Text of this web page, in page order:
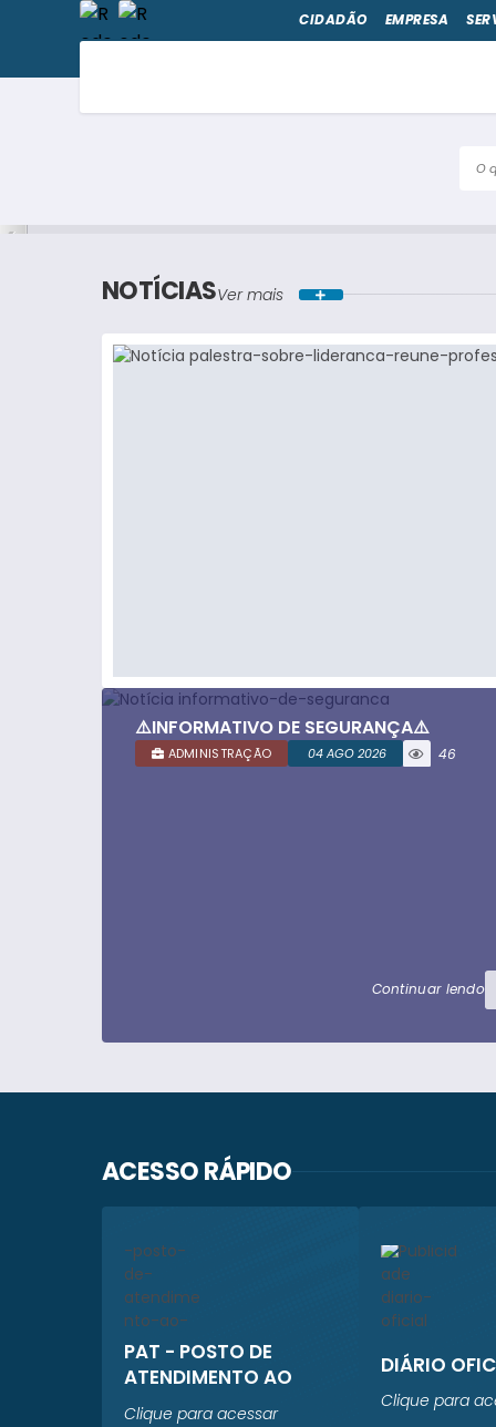
O
CIDADÃO EMPRESA
NOTÍCIASVer mais
⚠️INFORMATIVO DE SEGURANÇA⚠️
04 AGO 2026
ADMINISTRAÇÃO
46
Continuar lendo
ACESSO RÁPIDO
PAT - POSTO DE
ATENDIMENTO AO
TRABALHADOR
Clique para acessar
DIÁRIO
Clique para